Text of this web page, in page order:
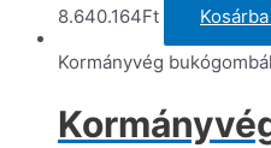
8.640.164Ft
Kormányvég